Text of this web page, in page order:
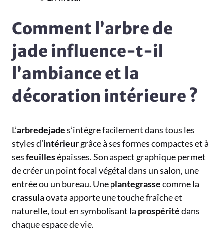
Comment l’arbre de
jade influence-t-il
l’ambiance et la
décoration intérieure ?
L’arbredejades’intègre facilement dans tous les
styles d’intérieurgrâce à ses formes compactes et à
sesfeuillesépaisses. Son aspect graphique permet
de créer un point focal végétal dans un salon, une
entrée ou un bureau. Uneplantegrassecomme la
crassulaovata apporte une touche fraîche et
naturelle, tout en symbolisant la prospéritédans
chaque espace de vie.